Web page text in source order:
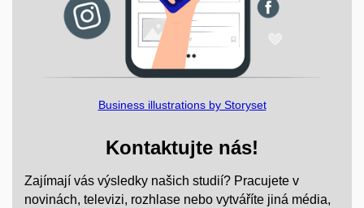
Business illustrations by Storyset
Kontaktujte nás!
Zajímají vás výsledky našich studií? Pracujete v
novinách, televizi, rozhlase nebo vytváříte jiná média,